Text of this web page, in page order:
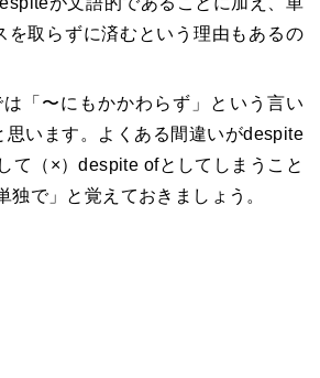
を取らずに済むという理由もあるの
「〜にもかかわらず」という言い
思います。よくある間違いがdespite
て（×）despite ofとしてしまうこと
独で」と覚えておきましょう。